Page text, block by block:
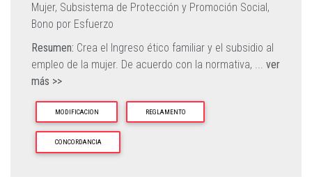
Mujer, Subsistema de Protección y Promoción Social,
Bono por Esfuerzo
Resumen: Crea el Ingreso ético familiar y el subsidio al
empleo de la mujer. De acuerdo con la normativa, ... ver
más >>
MODIFICACION REGLAMENTO
CONCORDANCIA